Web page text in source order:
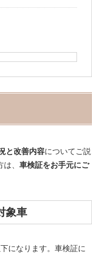
と改善内容についてご説
、 車検証をお手元にご
象車
になります。車検証に